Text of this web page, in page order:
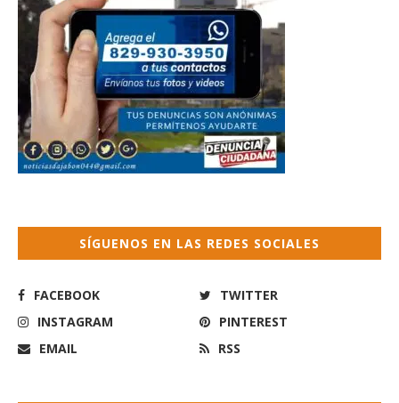
SÍGUENOS EN LAS REDES SOCIALES
FACEBOOK
TWITTER
INSTAGRAM
PINTEREST
EMAIL
RSS